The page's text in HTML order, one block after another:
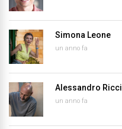
Simona Leone
un anno fa
Alessandro Ricci
un anno fa